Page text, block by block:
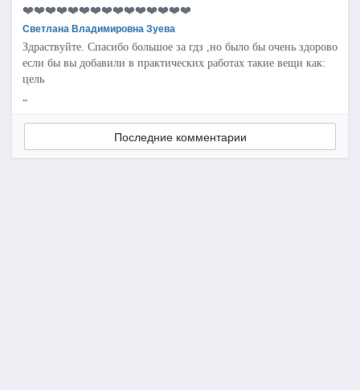
❤️❤️❤️❤️❤️❤️❤️❤️❤️❤️❤️❤️❤️❤️❤️
Светлана Владимировна Зуева
Здраствуйте. Спасибо большое за гдз ,но было бы очень здорово
если бы вы добавили в практических работах такие вещи как:
цель
..
Последние комментарии